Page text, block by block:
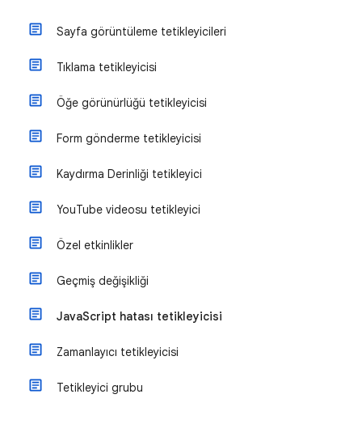
Sayfa görüntüleme tetikleyicileri
Tıklama tetikleyicisi
Öğe görünürlüğü tetikleyicisi
Form gönderme tetikleyicisi
Kaydırma Derinliği tetikleyici
YouTube videosu tetikleyici
Özel etkinlikler
Geçmiş değişikliği
JavaScript hatası tetikleyicisi
Zamanlayıcı tetikleyicisi
Tetikleyici grubu